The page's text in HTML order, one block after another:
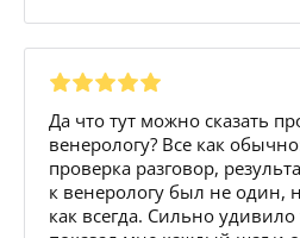
Да что тут можно сказать
венерологу? Все как
проверка разговор,
к венерологу был не один,
как всегда. Сильно удивило